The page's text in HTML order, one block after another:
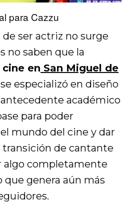
para Cazzu
de ser actriz no surge
no saben que la
en San Miguel de
especializó en diseño
académico
para poder
mundo del cine y dar
transición de cantante
algo completamente
que genera aún más